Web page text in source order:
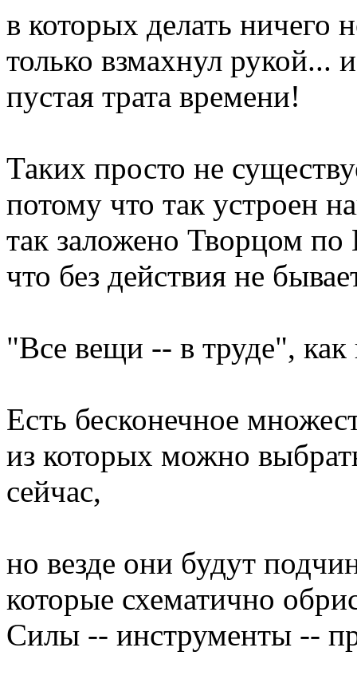
в которых делать ничего
только взмахнул рукой...
пустая трата времени!
Таких просто не
потому что так устроен
так заложено Творцом
что без действия не
"Все вещи -- в труде", как
Есть бесконечное
из которых можно
сейчас,
но везде они будут
которые схематично
Силы -- инструменты --